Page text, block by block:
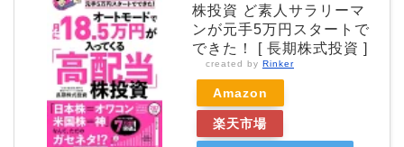
株投資 ど素人サラリーマ
ンが元手5万円スタートで
できた！ [ 長期株式投資 ]
created by Rinker
Amazon
楽天市場